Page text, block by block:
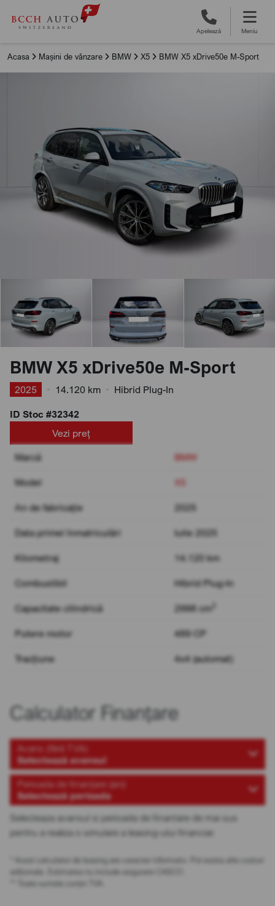
Apelează Meniu
Acasa Mașini de vânzare BMW X5 BMW X5 xDrive50e M-Sport
BMW X5 xDrive50e M-Sport
2025 14.120 km
Hibrid Plug-In
ID Stoc #32342
Vezi preț
Marcă
BMW
Model X5
An de fabricație 2025
Data primei înmatriculări Iulie 2025
Kilometraj 14.120 km
Combustibil Hibrid Plug-In
Capacitate cilindrică 2998 cm
Putere motor 489 CP
Tracțiune 4x4 (automat)
Calculator Finanțare
Avans (fără TVA)
Selectează avansul
Perioada de finanțare (ani)
Selectează perioada
Selecteaza avansul si perioada de finantare de mai sus
pentru a realiza o simulare a leasing-ului financiar.
* Acest calculator de leasing are caracter informativ. Pot exista alte costuri
adiționale. Estimarea nu include asigurare CASCO.
** Toate sumele conțin TVA.